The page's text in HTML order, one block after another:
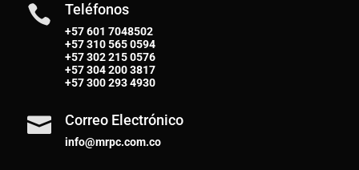
 Teléfonos
+57 601 7048502
+57310 565 0594
+57302 215 0576
+57304 200 3817
+57300 293 4930
 Correo Electrónico
info@mrpc.com.co